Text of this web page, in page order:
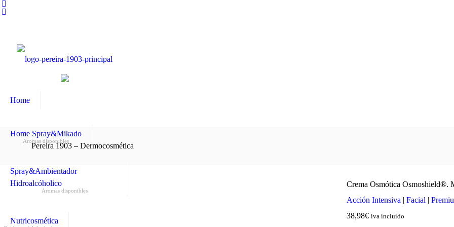
Home
Home Spray&Mikado
Aromas disponibles
Spray&Ambientador
Hidroalcóholico
Aromas disponibles
Nutricosmética
Pereira 1903 – Dermocosmética
Crema Osmótica Osmoshield®.
Acción Intensiva | Facial |
38,98€ iva incluido